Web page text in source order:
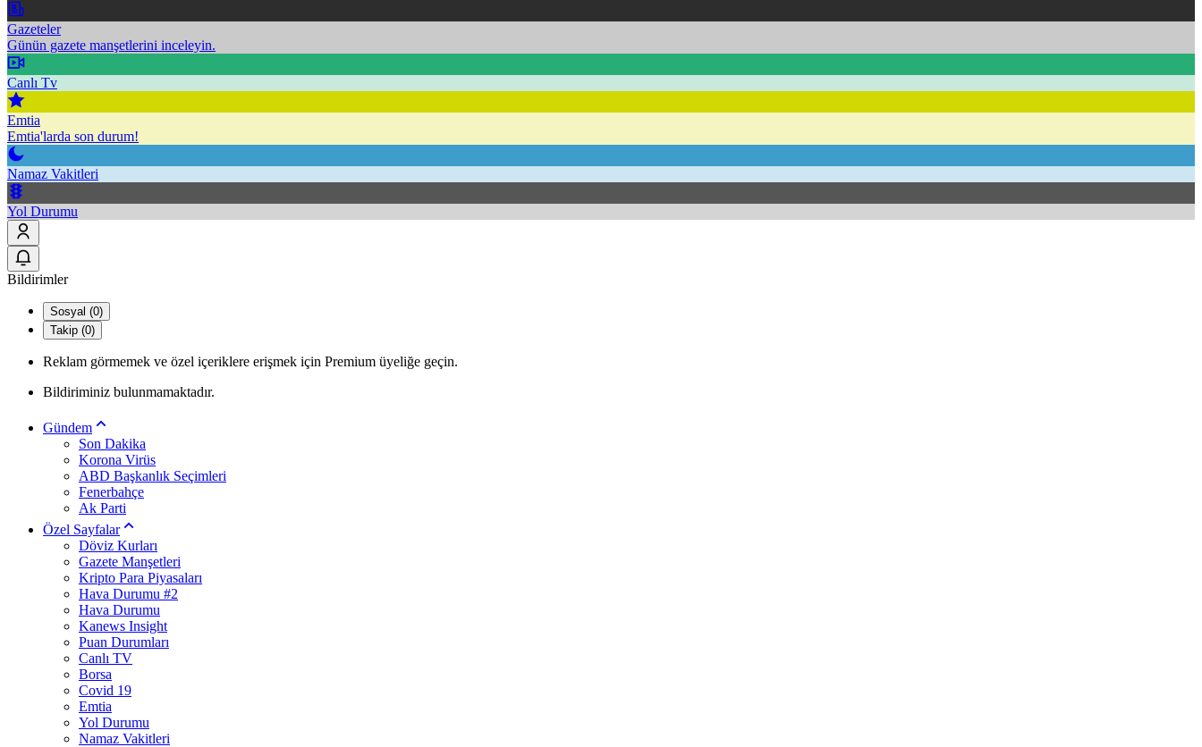
Gazeteler
Günün gazete manşetlerini inceleyin.
Canlı Tv
Emtia
Emtia'larda son durum!
Namaz Vakitleri
Yol Durumu
Bildirimler
Sosyal (0)
Takip (0)
Reklam görmemek ve özel içeriklere erişmek için Premium üyeliğe geçin.
Bildiriminiz bulunmamaktadır.
Gündem
Son Dakika
Korona Virüs
ABD Başkanlık Seçimleri
Fenerbahçe
Ak Parti
Özel Sayfalar
Döviz Kurları
Gazete Manşetleri
Kripto Para Piyasaları
Hava Durumu #2
Hava Durumu
Kanews Insight
Puan Durumları
Canlı TV
Borsa
Covid 19
Emtia
Yol Durumu
Namaz Vakitleri